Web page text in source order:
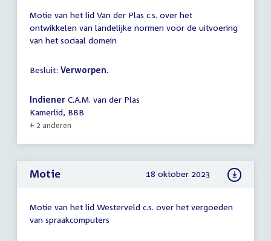
Motie van het lid Van der Plas c.s. over het
ontwikkelen van landelijke normen voor de uitvoering
van het sociaal domein
Besluit: Verworpen.
Indiener C.A.M. van der Plas
Kamerlid, BBB
+ 2 anderen
Motie 18 oktober 2023
Motie van het lid Westerveld c.s. over het vergoeden
van spraakcomputers